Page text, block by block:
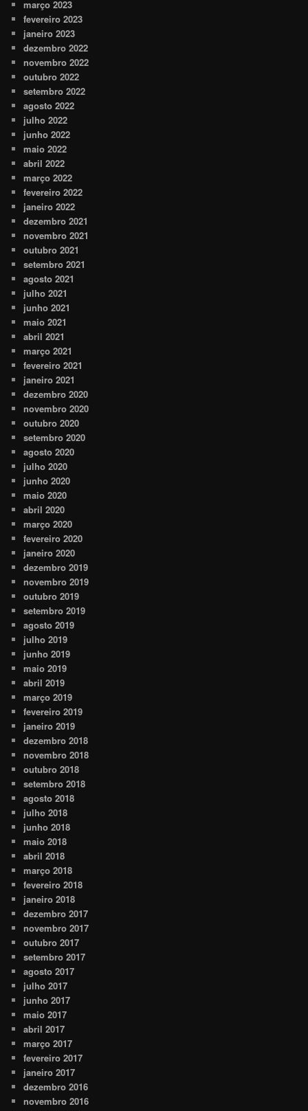
março 2023
fevereiro 2023
janeiro 2023
dezembro 2022
novembro 2022
outubro 2022
setembro 2022
agosto 2022
julho 2022
junho 2022
maio 2022
abril 2022
março 2022
fevereiro 2022
janeiro 2022
dezembro 2021
novembro 2021
outubro 2021
setembro 2021
agosto 2021
julho 2021
junho 2021
maio 2021
abril 2021
março 2021
fevereiro 2021
janeiro 2021
dezembro 2020
novembro 2020
outubro 2020
setembro 2020
agosto 2020
julho 2020
junho 2020
maio 2020
abril 2020
março 2020
fevereiro 2020
janeiro 2020
dezembro 2019
novembro 2019
outubro 2019
setembro 2019
agosto 2019
julho 2019
junho 2019
maio 2019
abril 2019
março 2019
fevereiro 2019
janeiro 2019
dezembro 2018
novembro 2018
outubro 2018
setembro 2018
agosto 2018
julho 2018
junho 2018
maio 2018
abril 2018
março 2018
fevereiro 2018
janeiro 2018
dezembro 2017
novembro 2017
outubro 2017
setembro 2017
agosto 2017
julho 2017
junho 2017
maio 2017
abril 2017
março 2017
fevereiro 2017
janeiro 2017
dezembro 2016
novembro 2016